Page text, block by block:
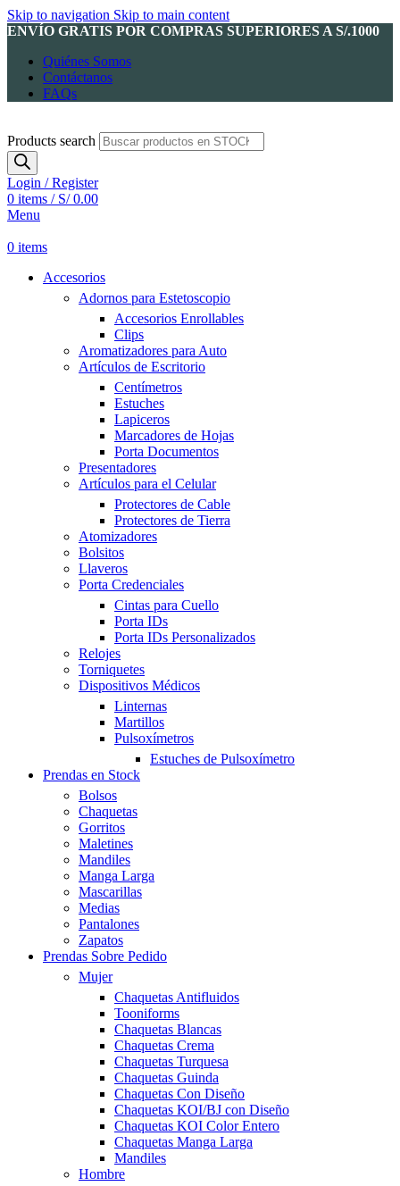
Skip to navigation Skip to main content
ENVÍO GRATIS POR COMPRAS SUPERIORES A S/.1000
Quiénes Somos
Contáctanos
FAQs
Products search
Login / Register
0 items / S/0.00
Menu
0 items
Accesorios
Adornos para Estetoscopio
Accesorios Enrollables
Clips
Aromatizadores para Auto
Artículos de Escritorio
Centímetros
Estuches
Lapiceros
Marcadores de Hojas
Porta Documentos
Presentadores
Artículos para el Celular
Protectores de Cable
Protectores de Tierra
Atomizadores
Bolsitos
Llaveros
Porta Credenciales
Cintas para Cuello
Porta IDs
Porta IDs Personalizados
Relojes
Torniquetes
Dispositivos Médicos
Linternas
Martillos
Pulsoxímetros
Estuches de Pulsoxímetro
Prendas en Stock
Bolsos
Chaquetas
Gorritos
Maletines
Mandiles
Manga Larga
Mascarillas
Medias
Pantalones
Zapatos
Prendas Sobre Pedido
Mujer
Chaquetas Antifluidos
Tooniforms
Chaquetas Blancas
Chaquetas Crema
Chaquetas Turquesa
Chaquetas Guinda
Chaquetas Con Diseño
Chaquetas KOI/BJ con Diseño
Chaquetas KOI Color Entero
Chaquetas Manga Larga
Mandiles
Hombre